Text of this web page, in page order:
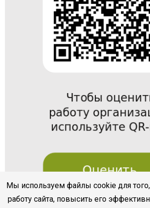
Мы используем файлы cookie для
работу сайта, повысить его